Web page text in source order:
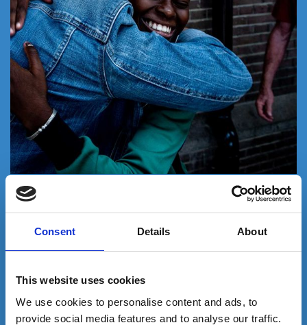
Consent Details About
This website uses cookies
We use cookies to personalise content and ads, to
provide social media features and to analyse our traffic.
Vous pouvez bénéficier d’une réduction d’impôt
égale à 75% du montant de votre don, dans la limite
de 1000€ de don par an et de 20% de votre revenu
imposable.